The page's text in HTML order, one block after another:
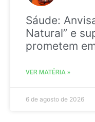
Sáude:
Natural” e
prometem
VER MATÉRIA »
6 de agosto de 2026